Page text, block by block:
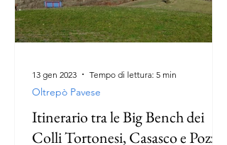
Itinerario tra le Big Bench dei
Colli Tortonesi, Casasco e Pozzol
Oltrepò Pavese
13 gen 2023 Tempo di lettura: 5 min